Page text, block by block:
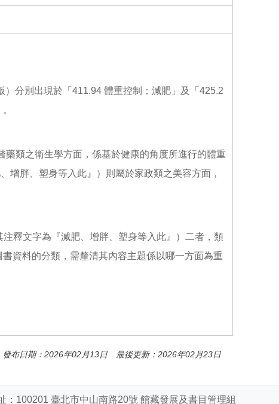
分別出現於「411.94 體重控制；減肥」及「425.2
類之衛生學方面，係基於健康的角度所進行的體重
增胖、塑身等入此』）則屬於家政類之美容方面，
釋文字為『減肥、增胖、塑身等入此』）二者，類
資料的分類，需釐清其內容主題係以哪一方面為重
發布日期：2026年02月13日 最後更新：2026年02月23日
：100201 臺北市中山南路20號 館藏發展及書目管理組